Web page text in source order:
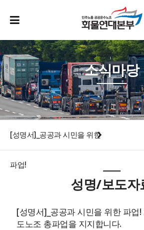
소식마당
[성명서]_공공과 시민을 위한
파업!
성명/보도자
[성명서]_공공과 시민을 위한 파업
도노조 총파업을 지지합니다.